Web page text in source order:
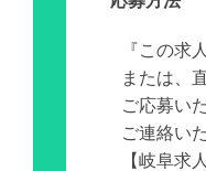
『この求
または、
ご応募い
ご連絡い
【岐阜求